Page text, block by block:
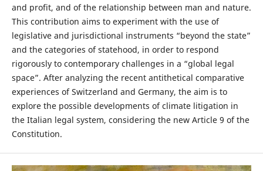
and profit, and of the relationship between man and nature.
This contribution aims to experiment with the use of
legislative and jurisdictional instruments “beyond the state”
and the categories of statehood, in order to respond
rigorously to contemporary challenges in a “global legal
space”. After analyzing the recent antithetical comparative
experiences of Switzerland and Germany, the aim is to
explore the possible developments of climate litigation in
the Italian legal system, considering the new Article 9 of the
Constitution.